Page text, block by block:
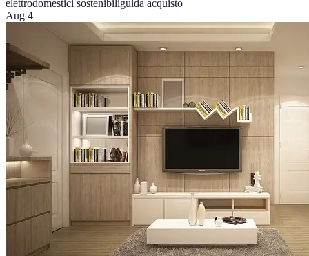
elettrodomestici sostenibiliguida acquisto
Aug 4